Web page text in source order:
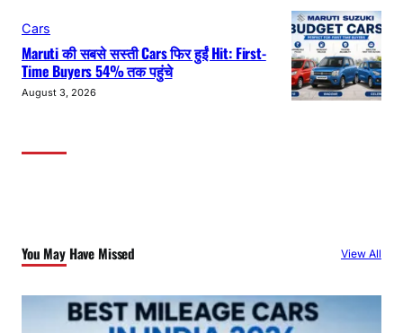
Cars
Maruti की सबसे सस्ती Cars फिर हुईं Hit: First-
Time Buyers 54% तक पहुंचे
August 3, 2026
You May Have Missed View All